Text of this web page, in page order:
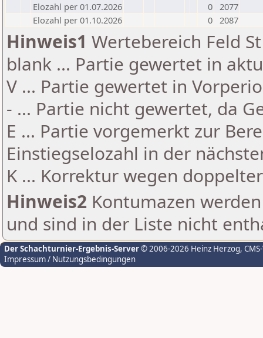
Elozahl per 01.07.2026
0 2077
Elozahl per 01.10.2026
0 2087
Hinweis1 Wertebereich Feld
blank ... Partie gewertet in
V ... Partie gewertet in
- ... Partie nicht gewertet, da
E ... Partie vorgemerkt zur
Einstiegselozahl in der
K ... Korrektur wegen
Hinweis2 Kontumazen
und sind in der Liste nicht
Der Schachturnier-Ergebnis-Server© 2006-2026 Heinz Herzog,
Impressum / Nutzungsbedingungen